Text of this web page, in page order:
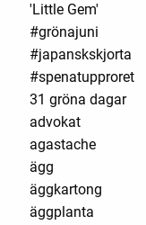
'Little Gem'
#grönajuni
#japanskskjorta
#spenatupproret
31 gröna dagar
advokat
agastache
ägg
äggkartong
äggplanta